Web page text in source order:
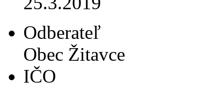
Odberateľ
Obec Žitavce
IČO